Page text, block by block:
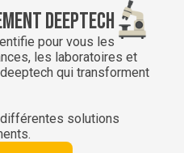
deeptech
pour vous les
les laboratoires et
qui transforment
solutions